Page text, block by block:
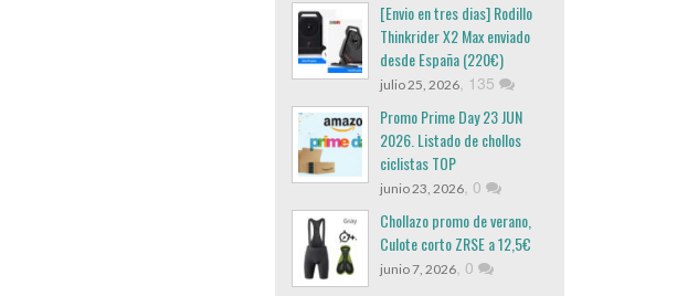
[Envio en tres dias] Rodillo
Thinkrider X2 Max enviado
desde España (220€)
julio 25, 2026, 135
Promo Prime Day 23 JUN
2026. Listado de chollos
ciclistas TOP
junio 23, 2026, 0
Chollazo promo de verano,
Culote corto ZRSE a 12,5€
junio 7, 2026, 0